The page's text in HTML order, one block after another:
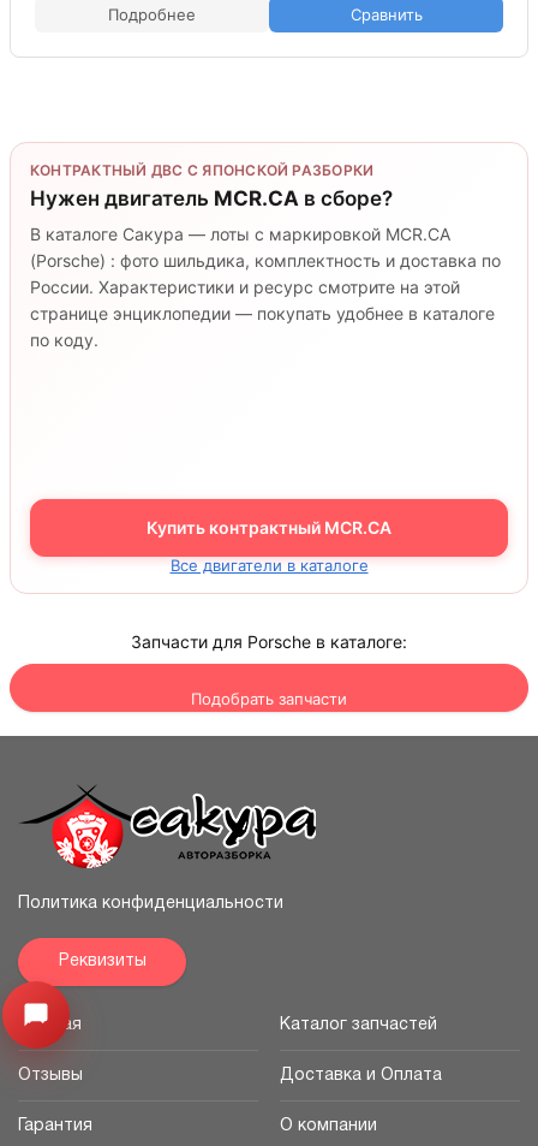
Подробнее Сравнить
КОНТРАКТНЫЙ ДВС С ЯПОНСКОЙ РАЗБОРКИ
Нужен двигатель MCR.CA в сборе?
В каталоге Сакура — лоты с маркировкой MCR.CA
(Porsche) : фото шильдика, комплектность и доставка по
России. Характеристики и ресурс смотрите на этой
странице энциклопедии — покупать удобнее в каталоге
по коду.
Купить контрактный MCR.CA
Все двигатели в каталоге
Запчасти для Porsche в каталоге:
Подобрать запчасти
Узнайте цену запчасти -> Открыть меню
Политика конфиденциальности
Реквизиты
Главная Каталог запчастей
Отзывы Доставка и Оплата
Гарантия О компании